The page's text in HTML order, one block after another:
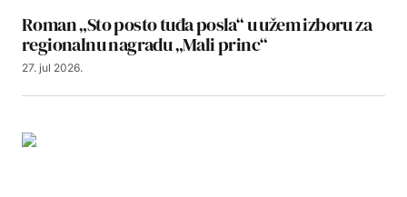
Roman „Sto posto tuđa posla“ u užem izboru za
regionalnu nagradu „Mali princ“
27. jul 2026.